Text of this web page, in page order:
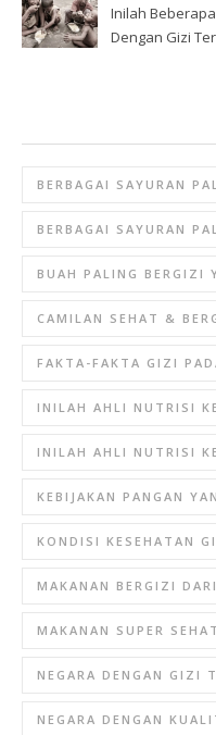
Inilah
Dengan Gizi
BERBAGAI SAYURAN
BERBAGAI SAYURAN
BUAH PALING BERGIZI
CAMILAN SEHAT &
FAKTA-FAKTA GIZI
INILAH AHLI NUTRISI
INILAH AHLI NUTRISI
KEBIJAKAN PANGAN
KONDISI KESEHATAN
MAKANAN BERGIZI
MAKANAN SUPER
NEGARA DENGAN GIZI
NEGARA DENGAN